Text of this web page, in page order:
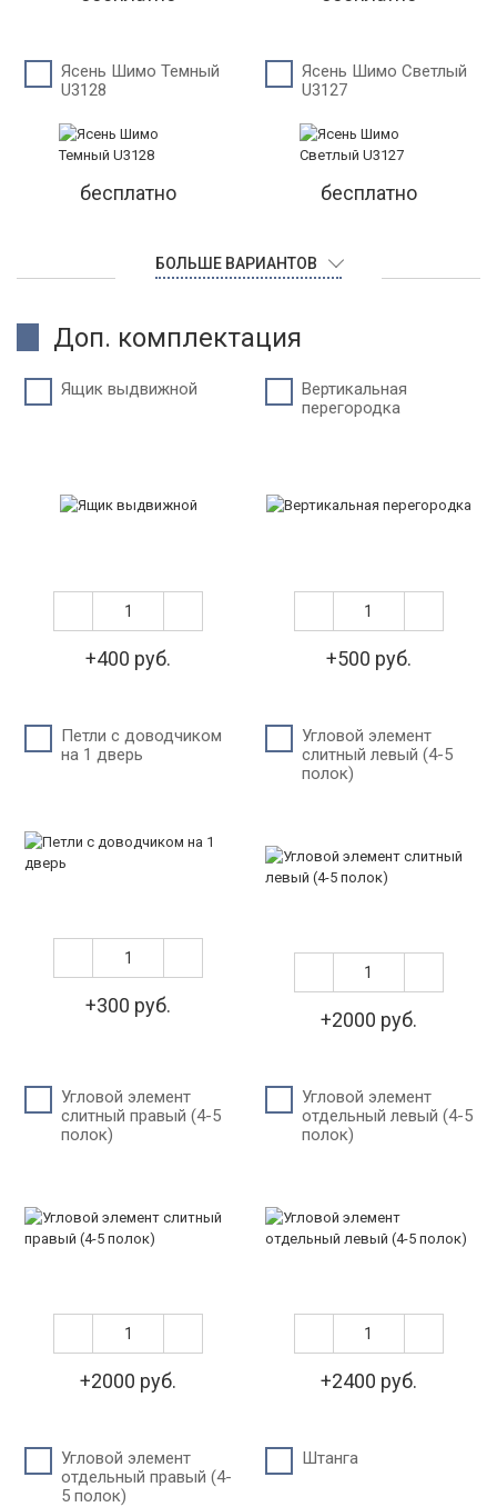
Ясень Шимо Темный
U3128
бесплатно
Ясень Шимо Светлый
U3127
бесплатно
БОЛЬШЕ ВАРИАНТОВ
Доп. комплектация
Ящик выдвижной
+400 руб.
Вертикальная
перегородка
+500 руб.
Петли c доводчиком
на 1 дверь
+300 руб.
Угловой элемент
слитный левый (4-5
полок)
+2000 руб.
Угловой элемент
слитный правый (4-5
полок)
+2000 руб.
Угловой элемент
отдельный левый (4-5
полок)
+2400 руб.
Угловой элемент
отдельный правый (4-
5 полок)
Штанга